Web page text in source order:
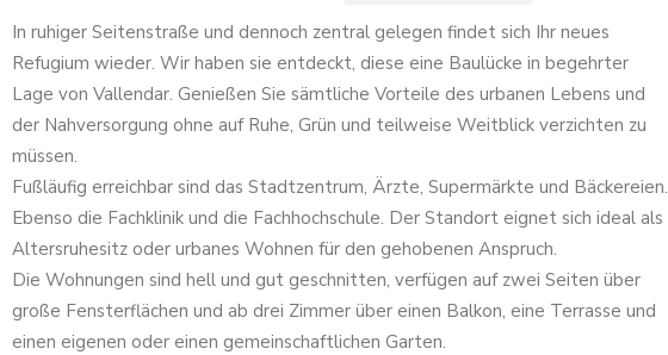
In ruhiger Seitenstraße und dennoch zentral gelegen findet sich Ihr neues
Refugium wieder. Wir haben sie entdeckt, diese eine Baulücke in begehrter
Lage von Vallendar. Genießen Sie sämtliche Vorteile des urbanen Lebens und
der Nahversorgung ohne auf Ruhe, Grün und teilweise Weitblick verzichten zu
müssen.
Fußläufig erreichbar sind das Stadtzentrum, Ärzte, Supermärkte und Bäckereien.
Ebenso die Fachklinik und die Fachhochschule. Der Standort eignet sich ideal als
Altersruhesitz oder urbanes Wohnen für den gehobenen Anspruch.
Die Wohnungen sind hell und gut geschnitten, verfügen auf zwei Seiten über
große Fensterflächen und ab drei Zimmer über einen Balkon, eine Terrasse und
einen eigenen oder einen gemeinschaftlichen Garten.